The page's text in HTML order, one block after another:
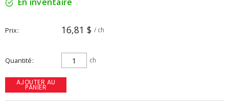
Prix 16,81 $ / ch
Quantité ch
AJOUTER AU
PANIER